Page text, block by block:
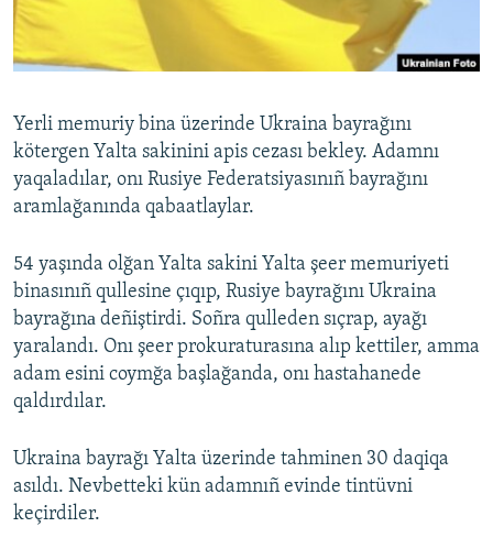
Українською
Yerli memuriy bina üzerinde Ukraina bayrağını
kötergen Yalta sakinini apis cezası bekley. Adamnı
yaqaladılar, onı Rusiye Federatsiyasınıñ bayrağını
aramlağanında qabaatlaylar.
54 yaşında olğan Yalta sakini Yalta şeer memuriyeti
binasınıñ qullesine çıqıp, Rusiye bayrağını Ukraina
bayrağınа deñiştirdi. Soñra qulleden sıçrap, ayağı
yaralandı. Onı şeer prokuraturasına alıp kettiler, amma
adam esini coymğa başlağanda, onı hastahanede
qaldırdılar.
Ukraina bayrağı Yalta üzerinde tahminen 30 daqiqa
asıldı. Nevbetteki kün adamnıñ evinde tintüvni
keçirdiler.